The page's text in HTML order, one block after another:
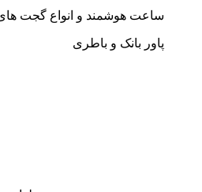
ساعت هوشمند و انواع گجت
پاور بانک و باطری